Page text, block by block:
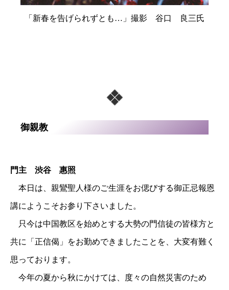
「新春を告げられずとも…」撮影 谷口 良三氏
御親教
門主 渋谷 惠照
本日は、親鸞聖人様のご生涯をお偲びする御正忌報恩
講にようこそお参り下さいました。
只今は中国教区を始めとする大勢の門信徒の皆様方と
共に「正信偈」をお勤めできましたことを、大変有難く
思っております。
今年の夏から秋にかけては、度々の自然災害のため